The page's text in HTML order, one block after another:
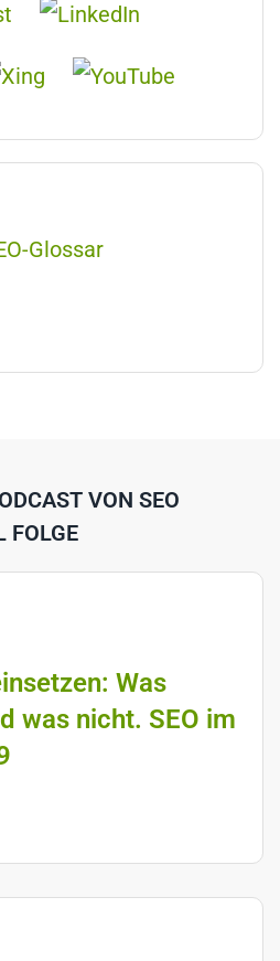
VON SEO
FOLGE
Was
was nicht. SEO im